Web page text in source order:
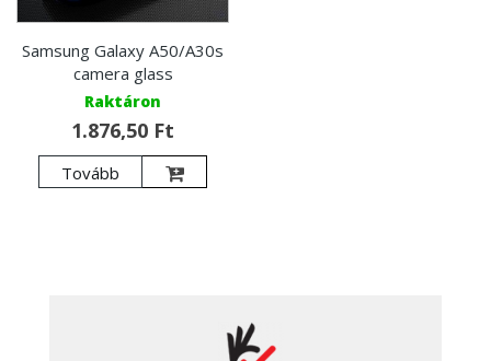
Samsung Galaxy A50/A30s
camera glass
Raktáron
1.876,50 Ft
Tovább